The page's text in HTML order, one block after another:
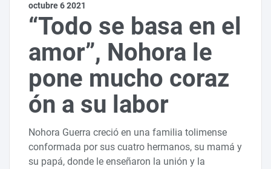
octubre 6 2021
“Todo se basa en el
amor”, Nohora le
pone mucho coraz
ón a su labor
Nohora Guerra creció en una familia tolimense
conformada por sus cuatro hermanos, su mamá y
su papá, donde le enseñaron la unión y la